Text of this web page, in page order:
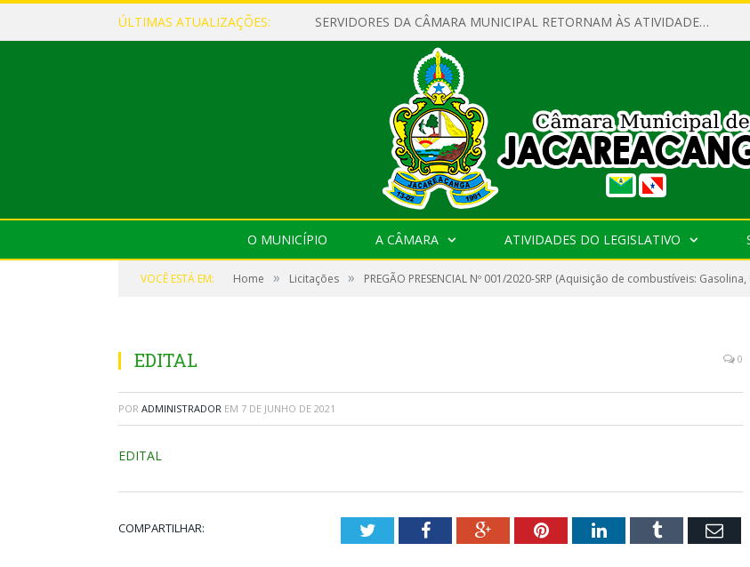
ÚLTIMAS ATUALIZAÇÕES: SERVIDORES DA CÂMARA MUNICIPAL RETORNAM ÀS ATIVIDADES APÓS O RECESSO PARLAMENTAR
O MUNICÍPIO A CÂMARA ATIVIDADES DO LEGISLATIVO
VOCÊ ESTÁ EM: Home » Licitações » PREGÃO PRESENCIAL Nº 001/2020-SRP (Aquisição de combustíveis:
EDITAL 0
POR ADMINISTRADOR EM 7 DE JUNHO DE 2021
EDITAL
COMPARTILHAR: TwitterFacebookGoogle+PinterestLinkedInTumblr